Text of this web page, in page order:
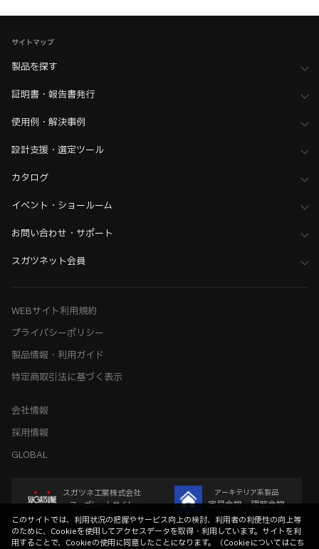
サイトマップ
製品を探す
証明書・報告書発行
使用例・解決事例
設計支援・選定ツール
カタログ
イベント・ショールーム
お問い合わせ・サポート
スガツネット会員
WEBサイト利用規約
プライバシーポリシー
製品情報・利用ガイド
特定商取引法に基づく表示
会社情報
採用情報
GLOBAL
スガツネ工業株式会社
コーポレートサイト
アーキテリア系製品
家具金物・建築金物
このサイトでは、利用状況の把握やサービス向上の検討、利用者の利便性の向上等
のために、Cookieを使用してアクセスデータを取得・利用しています。サイトを利
用することで、Cookieの使用に同意したことになります。（Cookieについてはこち